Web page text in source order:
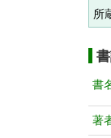
所
書
著